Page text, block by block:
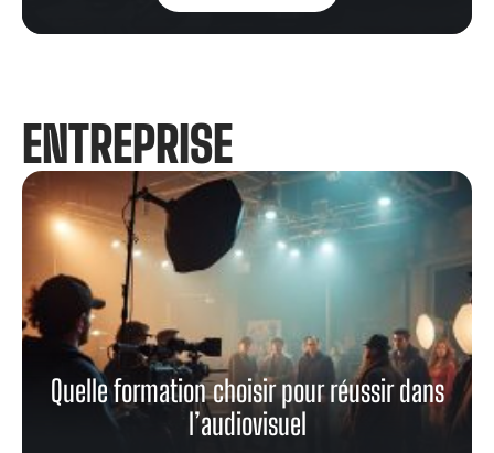
ENTREPRISE
Quelle formation choisir pour réussir dans
l’audiovisuel